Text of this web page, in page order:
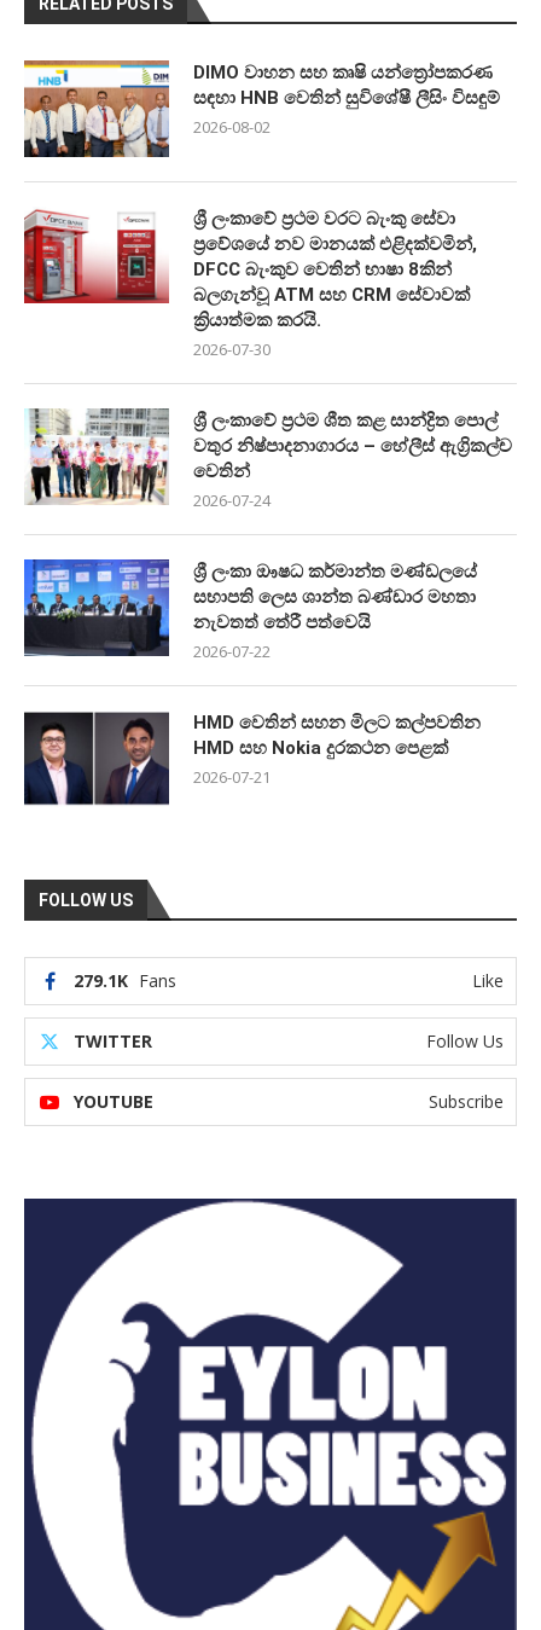
DIMO වාහන සහ කෘෂි යන්ත්‍රෝපකරණ
සඳහා HNB වෙතින් සුවිශේෂී ලීසිං විසඳුම්
2026-08-02
ශ්‍රී ලංකාවේ ප්‍රථම වරට බැංකු සේවා
ප්‍රවේශයේ නව මානයක් එළිදක්වමින්,
DFCC බැංකුව වෙතින් භාෂා 8කින්
බලගැන්වූ ATM සහ CRM සේවාවක්
ක්‍රියාත්මක කරයි.
2026-07-30
ශ්‍රී ලංකාවේ ප්‍රථම ශීත කළ සාන්ද්‍රිත පොල්
වතුර නිෂ්පාදනාගාරය – හේලීස් ඇග්‍රිකල්ච
වෙතින්
2026-07-24
ශ්‍රී ලංකා ඖෂධ කර්මාන්ත මණ්ඩලයේ
සභාපති ලෙස ශාන්ත බණ්ඩාර මහතා
නැවතත් තේරී පත්වෙයි
2026-07-22
HMD වෙතින් සහන මිලට කල්පවතින
HMD සහ Nokia දුරකථන පෙළක්
2026-07-21
FOLLOW US
279.1K Fans Like
TWITTER Follow Us
YOUTUBE Subscribe